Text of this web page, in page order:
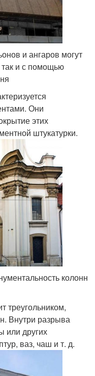
и ангаров могут
так и с помощью
Они
этих
штукатурки.
колонн
треугольником,
Внутри разрыва
или других
ваз, чаш и т. д.